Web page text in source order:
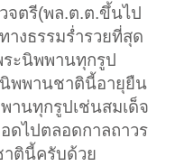
จตรี(พล.ต.ต.ขึ้นไป
างธรรมร่ำรวยที่สุด
ระนิพพานทุกรูป
พพานชาตินี้อายุยืน
านทุกรูปเช่นสมเด็จ
ดไปตลอดกาลถาวร
ตินี้ครับด้วย